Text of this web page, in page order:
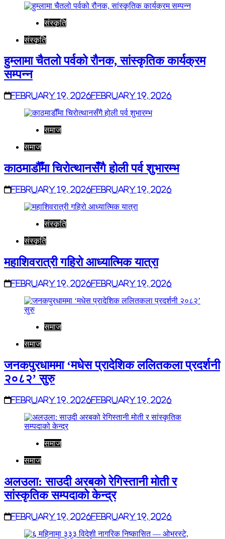
संस्कृति
संस्कृति
हुम्लामा चैतलो पर्वको रौनक, सांस्कृतिक कार्यक्रम
सम्पन्न
February 19, 2026February 19, 2026
समाज
समाज
काठमाडौँमा चिरोत्थानसँगै होली पर्व शुभारम्भ
February 19, 2026February 19, 2026
संस्कृति
संस्कृति
महाशिवरात्री गहिरो आध्यात्मिक यात्रा
February 19, 2026February 19, 2026
समाज
समाज
जनकपुरधाममा ‘मधेस प्रादेशिक ललितकला प्रदर्शनी
२०८२’ सुरु
February 19, 2026February 19, 2026
समाज
समाज
अलउला: साउदी अरबको रेगिस्तानी मोती र
सांस्कृतिक सम्पदाको केन्द्र
February 19, 2026February 19, 2026